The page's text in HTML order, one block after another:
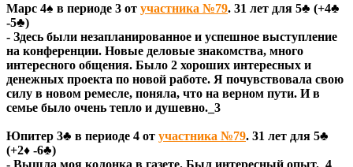
Марс 4♠ в периоде 3 от участника №79. 31 лет для 5♣ (+4♣
-5♣)
- Здесь были незапланированное и успешное выступление
на конференции. Новые деловые знакомства, много
интересного общения. Было 2 хороших интересных и
денежных проекта по новой работе. Я почувствовала свою
силу в новом ремесле, поняла, что на верном пути. И в
семье было очень тепло и душевно._3
Юпитер 3♣ в периоде 4 от участника №79. 31 лет для 5♣
(+2♦ -6♣)
- Вышла моя колонка в газете. Был интересный опыт._4